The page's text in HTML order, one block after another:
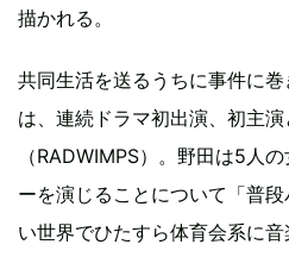
描かれる。
共同生活を送るうちに事件に
は、連続ドラマ初出演、初主
（RADWIMPS）。野田は5人
ーを演じることについて「普
い世界でひたすら体育会系に